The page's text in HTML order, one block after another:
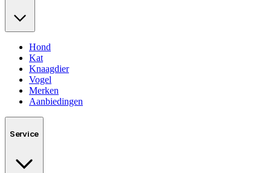
Hond
Kat
Knaagdier
Vogel
Merken
Aanbiedingen
Service